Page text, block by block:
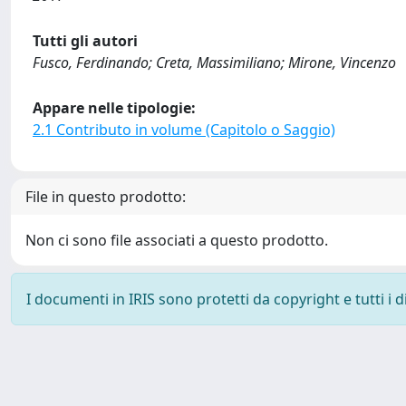
Tutti gli autori
Fusco, Ferdinando; Creta, Massimiliano; Mirone, Vincenzo
Appare nelle tipologie:
2.1 Contributo in volume (Capitolo o Saggio)
File in questo prodotto:
Non ci sono file associati a questo prodotto.
I documenti in IRIS sono protetti da copyright e tutti i